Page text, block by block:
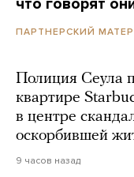
ПАРТНЕРСКИЙ
Полиция Сеула
квартире
в центре
оскорбившей
9 часов назад